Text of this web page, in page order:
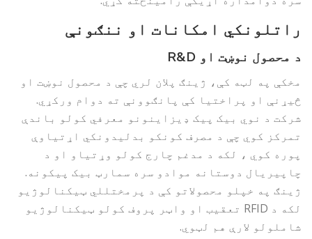
راتلونکي امکانات او ننګونې
د محصول نوښت او R&D
مخکې په لټه کې، ژینګ پلان لري چې د محصول نوښت او
څیړنې او پراختیا کې پانګوونې ته دوام ورکړي.
شرکت د نوي بیک پیک ډیزاینونو معرفي کولو باندې
تمرکز کوي چې د مصرف کونکو بدلیدونکي اړتیاوې
پوره کوي ، لکه د مدغم چارج کولو وړتیاو او د
چاپیریال دوستانه موادو سره سمارټ بیک پیکونه.
ژینګ په خپلو محصولاتو کې د پرمختللي ټیکنالوژیو
لکه د RFID تعقیب او واټر پروف کولو ټیکنالوژیو
شاملولو لارې هم لټوي.